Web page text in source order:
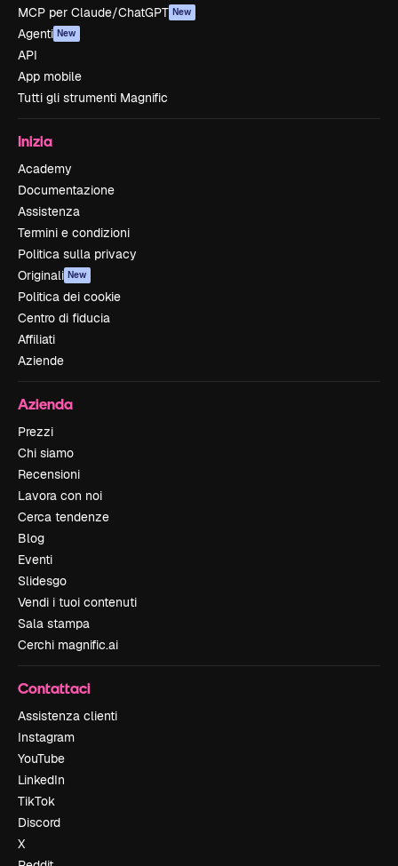
MCP per Claude/ChatGPT New
Agenti New
API
App mobile
Tutti gli strumenti Magnific
Inizia
Academy
Documentazione
Assistenza
Termini e condizioni
Politica sulla privacy
Originali New
Politica dei cookie
Centro di fiducia
Affiliati
Aziende
Azienda
Prezzi
Chi siamo
Recensioni
Lavora con noi
Cerca tendenze
Blog
Eventi
Slidesgo
Vendi i tuoi contenuti
Sala stampa
Cerchi magnific.ai
Contattaci
Assistenza clienti
Instagram
YouTube
LinkedIn
TikTok
Discord
X